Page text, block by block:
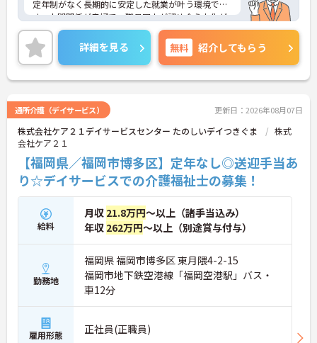
定年制がなく長期的に安定した就業が叶う環境で
す。人間関係が良好で、職員同士が認め合う文化が
根付いています。
ご興味のある方には、面接対策ポイントなど、さら
に詳細をご案内しますのでお気軽にご相談くださ
い！
詳細を見る 無料 紹介してもらう
通所介護（デイサービス） 更新日：2026年08月07日
株式会社ケア２１デイサービスセンター たのしいデイつきぐま
株式
会社ケア２１
【福岡県／福岡市博多区】定年なし◎送迎手当あ
り☆デイサービスでの介護福祉士の募集！
給料
月収 21.8万円～以上（諸手当込み）
年収 262万円～以上（別途賞与付与）
勤務地
福岡県 福岡市博多区 東月隈4-2-15
福岡市地下鉄空港線「福岡空港駅」バス・
車12分
雇用形態 正社員(正職員)